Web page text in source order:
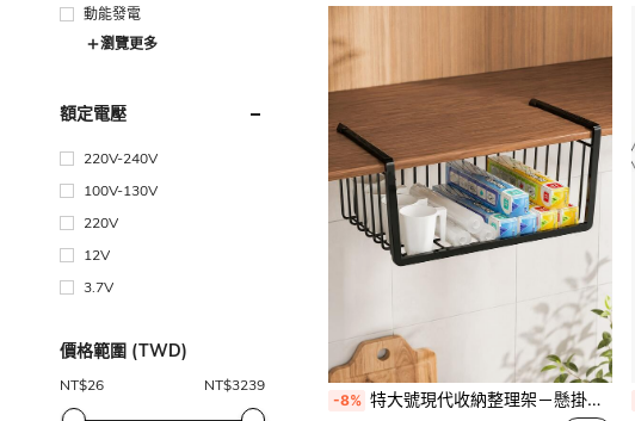
動能發電
瀏覽更多
額定電壓
220V-240V
100V-130V
220V
12V
3.7V
價格範圍 (TWD)
NT$26 NT$3239
-8% 特大號現代收納整理架－懸掛式收納籃，適用於廚房、宿舍書桌等多處，無需安裝－多功能多層收納架，四季適用，耐用金屬網格設計－省空間垂直收納方案，廚房收納助手